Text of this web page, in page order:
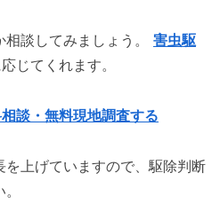
談してみましょう。 害虫駆
じてくれます。
談・無料現地調査する
上げていますので、駆除判断